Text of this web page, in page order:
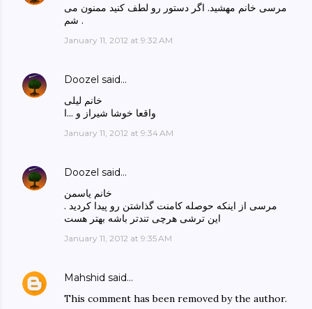
مرسی خانم مهشید. اگر دستور رو لطف کنید ممنون می
شم .
January 11, 2012 at 9:32 AM
Doozel said…
خانم لیلی
واقعا خوشا شیراز و ...ا
January 11, 2012 at 9:34 AM
Doozel said…
خانم یاسمن
مرسی از اینکه حوصله کامنت گذاشتن رو پیدا کردید .
این ترشی هرچی تندتر باشه بهتر هست
January 11, 2012 at 9:35 AM
Mahshid said…
This comment has been removed by the author.